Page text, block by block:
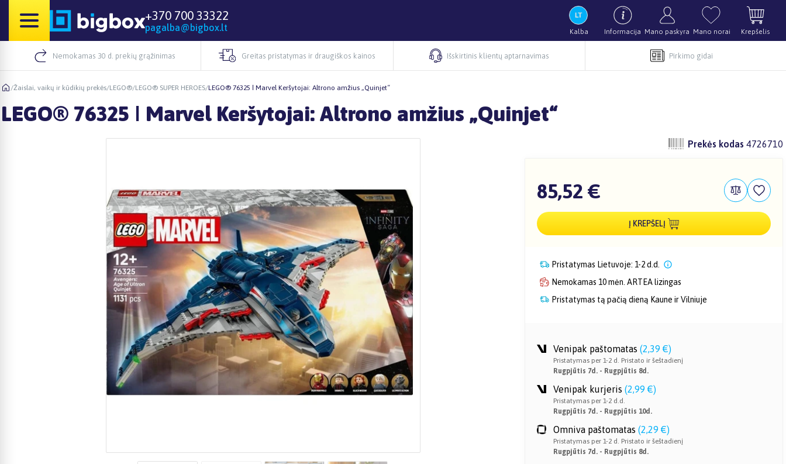
+370 700 33322
pagalba@bigbox.lt Kalba Informacija Mano paskyra Mano norai Krepšelis
Nemokamas 30 d. prekių grąžinimas Greitas pristatymas ir draugiškos kainos Išskirtinis klientų aptarnavimas Pirkimo gidai
/Žaislai, vaikų ir kūdikių prekės/LEGO®/LEGO® SUPER HEROES/LEGO® 76325 ǀ Marvel Keršytojai: Altrono amžius „Quinjet“
LEGO® 76325 ǀ Marvel Keršytojai: Altrono amžius „Quinjet“
Prekės kodas 4726710
85,52 €
Į KREPŠELĮ
Pristatymas Lietuvoje: 1-2 d.d.
Nemokamas 10 mėn. ARTEA lizingas
Pristatymas tą pačią dieną Kaune ir Vilniuje
Venipak paštomatas (2,39 €)
Pristatymas per 1-2 d. Pristato ir šeštadienį
Rugpjūtis 7d. - Rugpjūtis 8d.
Venipak kurjeris (2,99 €)
Pristatymas per 1-2 d.d.
Rugpjūtis 7d. - Rugpjūtis 10d.
Omniva paštomatas (2,29 €)
Pristatymas per 1-2 d. Pristato ir šeštadienį
Rugpjūtis 7d. - Rugpjūtis 8d.